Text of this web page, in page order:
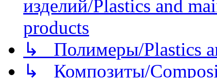
изделий/Plastics and
products
↳ Полимеры/Plastics
↳ Композиты/